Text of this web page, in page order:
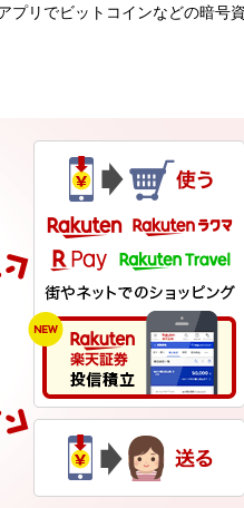
プリでビットコインなどの暗号